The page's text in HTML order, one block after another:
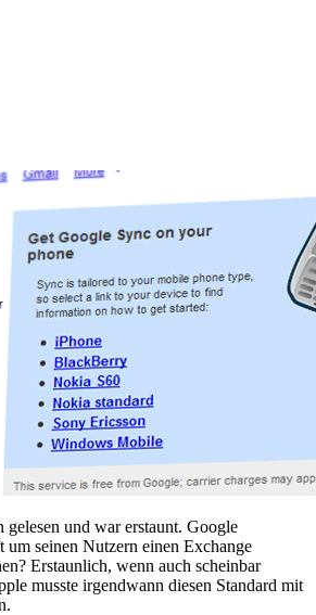
gelesen und war erstaunt. Google
seinen Nutzern einen Exchange
Erstaunlich, wenn auch scheinbar
musste irgendwann diesen Standard mit